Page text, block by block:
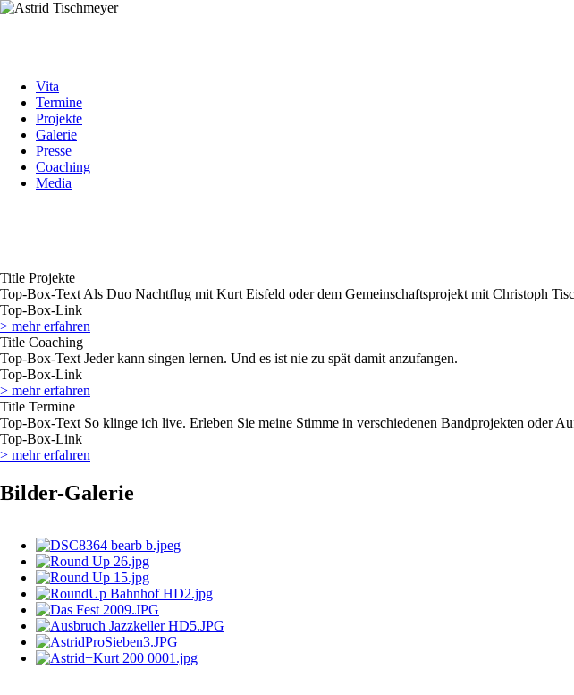
überspringen
Vita
Termine
Projekte
Galerie
Presse
Coaching
Media
Title Projekte
Top-Box-Text Als Duo Nachtflug mit Kurt Eisfeld oder dem Gemeinschaftsprojekt mit Christoph
Top-Box-Link
> mehr erfahren
Title Coaching
Top-Box-Text Jeder kann singen lernen. Und es ist nie zu spät damit anzufangen.
Top-Box-Link
> mehr erfahren
Title Termine
Top-Box-Text So klinge ich live. Erleben Sie meine Stimme in verschiedenen Bandprojekten oder
Top-Box-Link
> mehr erfahren
Bilder-Galerie